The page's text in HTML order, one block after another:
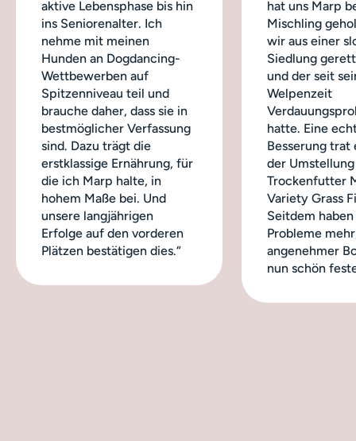
aktive Lebensphase bis hin
ins Seniorenalter. Ich
nehme mit meinen
Hunden an Dogdancing-
Wettbewerben auf
Spitzenniveau teil und
brauche daher, dass sie in
bestmöglicher Verfassung
sind. Dazu trägt die
erstklassige Ernährung, für
die ich Marp halte, in
hohem Maße bei. Und
unsere langjährigen
Erfolge auf den vorderen
Plätzen bestätigen dies.“
hat uns Marp
Mischling
wir aus einer
Siedlung
und der seit
Welpenzeit
hatte. Eine
Besserung trat
der
Trockenfutter
Variety Grass
Seitdem
Probleme
angenehmer
nun schön